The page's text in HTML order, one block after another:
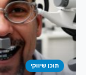
תוכן שיווקי